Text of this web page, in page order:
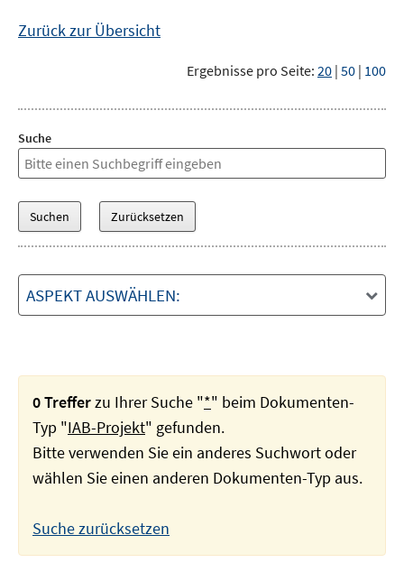
Zurück zur Übersicht
Ergebnisse pro Seite: 20 | 50 | 100
Suche
ASPEKT AUSWÄHLEN:
0 Trefferzu Ihrer Suche "*" beim Dokumenten-
Typ "IAB-Projekt" gefunden.
Bitte verwenden Sie ein anderes Suchwort oder
wählen Sie einen anderen Dokumenten-Typ aus.
Suche zurücksetzen